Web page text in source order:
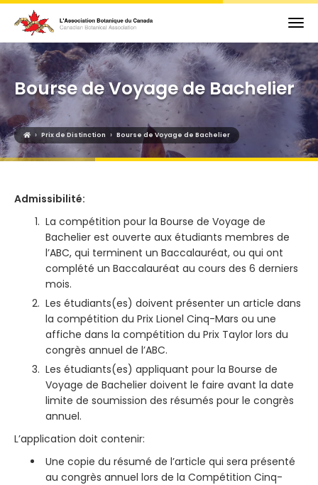
Bourse de Voyage de Bachelier
› Prix de Distinction › Bourse de Voyage de Bachelier
Admissibilité:
La compétition pour la Bourse de Voyage de
Bachelier est ouverte aux étudiants membres de
l’ABC, qui terminent un Baccalauréat, ou qui ont
complété un Baccalauréat au cours des 6 derniers
mois.
Les étudiants(es) doivent présenter un article dans
la compétition du Prix Lionel Cinq-Mars ou une
affiche dans la compétition du Prix Taylor lors du
congrès annuel de l’ABC.
Les étudiants(es) appliquant pour la Bourse de
Voyage de Bachelier doivent le faire avant la date
limite de soumission des résumés pour le congrès
annuel.
L’application doit contenir:
Une copie du résumé de l’article qui sera présenté
au congrès annuel lors de la Compétition Cinq-